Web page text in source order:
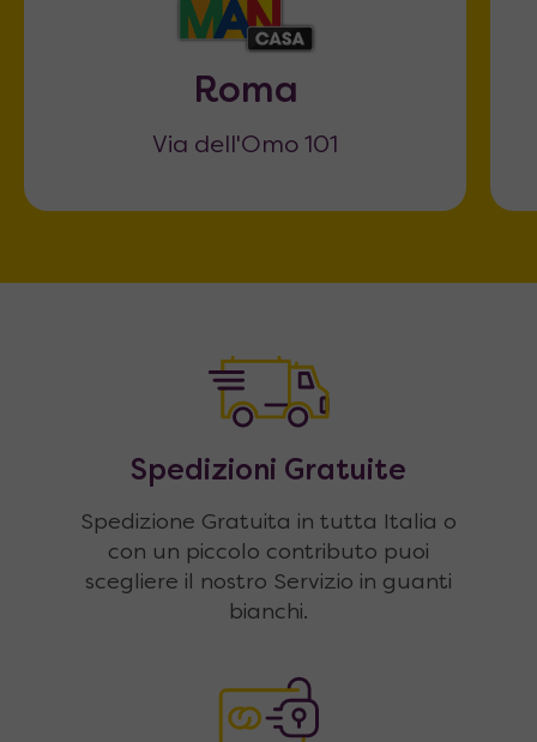
Roma
Via dell'Omo 101
Spedizioni Gratuite
Spedizione Gratuita in tutta Italia o
con un piccolo contributo puoi
scegliere il nostro Servizio in guanti
bianchi.